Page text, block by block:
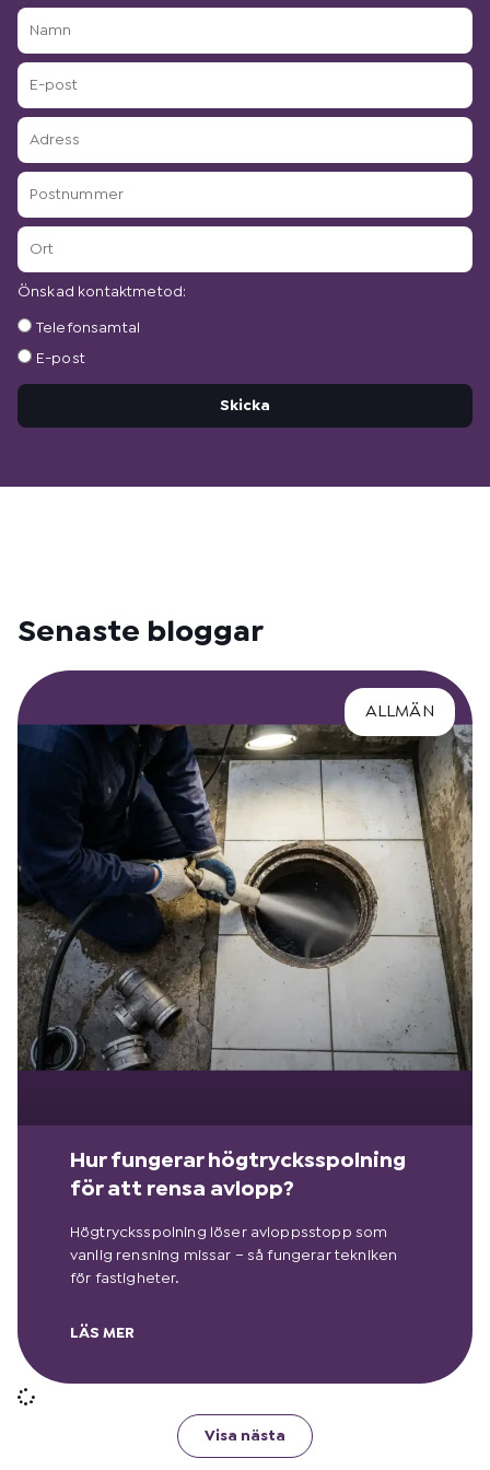
Namn
E-
post
Adress
Postnummer
Ort
Önskad kontaktmetod:
Önskad
Telefonsamtal
E-post
Skicka
Senaste bloggar
ALLMÄN
Hur fungerar högtrycksspolning
för att rensa avlopp?
Högtrycksspolning löser avloppsstopp som
vanlig rensning missar – så fungerar tekniken
för fastigheter.
LÄS MER
Visa nästa